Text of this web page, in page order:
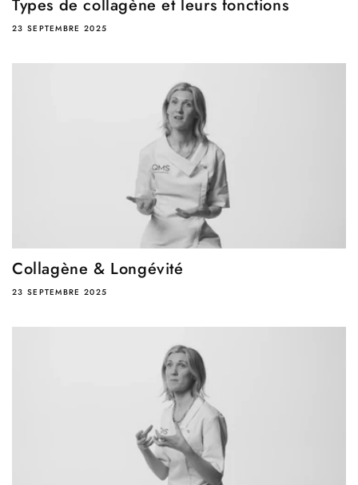
Types de collagène et leurs fonctions
23 SEPTEMBRE 2025
Collagène & Longévité
23 SEPTEMBRE 2025